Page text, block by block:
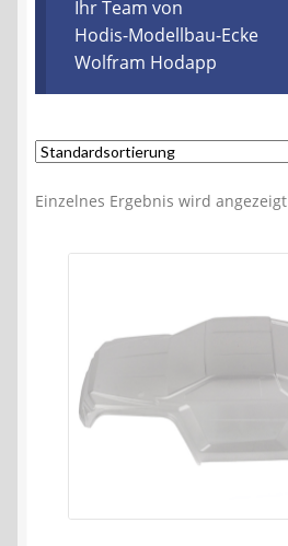
KontaktIhr Team von
Hodis-Modellbau-Ecke
Wolfram Hodapp
Einzelnes Ergebnis wird angezeigt